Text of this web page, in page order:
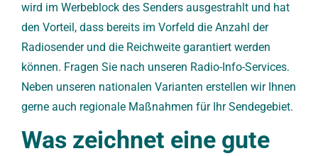
wird im Werbeblock des Senders ausgestrahlt und hat
den Vorteil, dass bereits im Vorfeld die Anzahl der
Radiosender und die Reichweite garantiert werden
können. Fragen Sie nach unseren Radio-Info-Services.
Neben unseren nationalen Varianten erstellen wir Ihnen
gerne auch regionale Maßnahmen für Ihr Sendegebiet.
Was zeichnet eine gute